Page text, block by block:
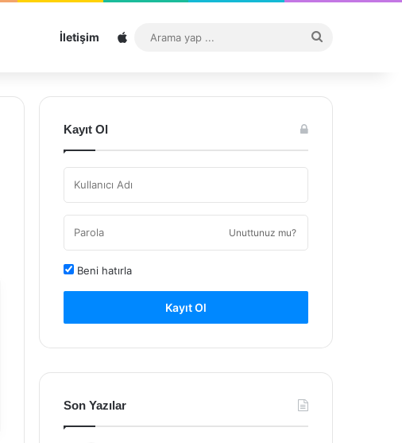
İletişim Sitemap
...
Kayıt Ol
Unuttunuz mu?
Beni hatırla
Kayıt Ol
Son Yazılar